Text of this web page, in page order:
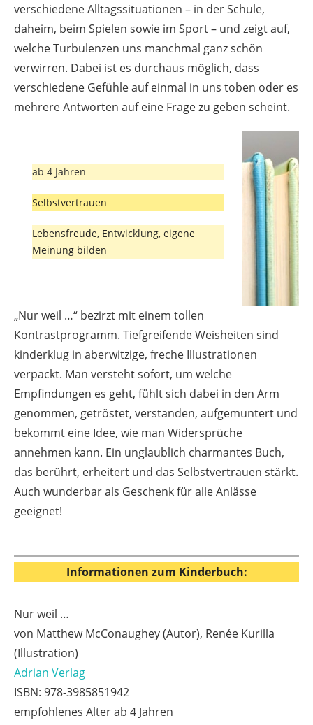
verschiedene Alltagssituationen – in der Schule,
daheim, beim Spielen sowie im Sport – und zeigt auf,
welche Turbulenzen uns manchmal ganz schön
verwirren. Dabei ist es durchaus möglich, dass
verschiedene Gefühle auf einmal in uns toben oder es
mehrere Antworten auf eine Frage zu geben scheint.
ab 4 Jahren
Selbstvertrauen
Lebensfreude, Entwicklung, eigene
Meinung bilden
„Nur weil …“ bezirzt mit einem tollen
Kontrastprogramm. Tiefgreifende Weisheiten sind
kinderklug in aberwitzige, freche Illustrationen
verpackt. Man versteht sofort, um welche
Empfindungen es geht, fühlt sich dabei in den Arm
genommen, getröstet, verstanden, aufgemuntert und
bekommt eine Idee, wie man Widersprüche
annehmen kann. Ein unglaublich charmantes Buch,
das berührt, erheitert und das Selbstvertrauen stärkt.
Auch wunderbar als Geschenk für alle Anlässe
geeignet!
Informationen zum Kinderbuch:
Nur weil …
von Matthew McConaughey (Autor), Renée Kurilla
(Illustration)
Adrian Verlag
ISBN: 978-3985851942
empfohlenes Alter ab 4 Jahren